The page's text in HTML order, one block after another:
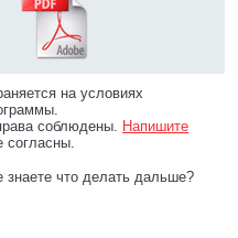
на условиях
соблюдены. Напишите
согласны.
знаете что делать дальше?